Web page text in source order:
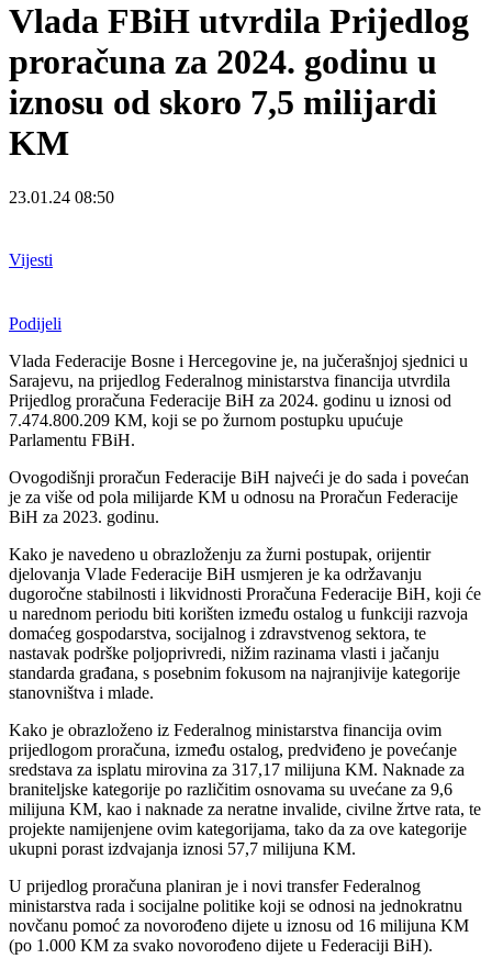
Vlada FBiH utvrdila Prijedlog
proračuna za 2024. godinu u
iznosu od skoro 7,5 milijardi
KM
23.01.24 08:50
Vijesti
Podijeli
Vlada Federacije Bosne i Hercegovine je, na jučerašnjoj sjednici u
Sarajevu, na prijedlog Federalnog ministarstva financija utvrdila
Prijedlog proračuna Federacije BiH za 2024. godinu u iznosi od
7.474.800.209 KM, koji se po žurnom postupku upućuje
Parlamentu FBiH.
Ovogodišnji proračun Federacije BiH najveći je do sada i povećan
je za više od pola milijarde KM u odnosu na Proračun Federacije
BiH za 2023. godinu.
Kako je navedeno u obrazloženju za žurni postupak, orijentir
djelovanja Vlade Federacije BiH usmjeren je ka održavanju
dugoročne stabilnosti i likvidnosti Proračuna Federacije BiH, koji će
u narednom periodu biti korišten između ostalog u funkciji razvoja
domaćeg gospodarstva, socijalnog i zdravstvenog sektora, te
nastavak podrške poljoprivredi, nižim razinama vlasti i jačanju
standarda građana, s posebnim fokusom na najranjivije kategorije
stanovništva i mlade.
Kako je obrazloženo iz Federalnog ministarstva financija ovim
prijedlogom proračuna, između ostalog, predviđeno je povećanje
sredstava za isplatu mirovina za 317,17 milijuna KM. Naknade za
braniteljske kategorije po različitim osnovama su uvećane za 9,6
milijuna KM, kao i naknade za neratne invalide, civilne žrtve rata, te
projekte namijenjene ovim kategorijama, tako da za ove kategorije
ukupni porast izdvajanja iznosi 57,7 milijuna KM.
U prijedlog proračuna planiran je i novi transfer Federalnog
ministarstva rada i socijalne politike koji se odnosi na jednokratnu
novčanu pomoć za novorođeno dijete u iznosu od 16 milijuna KM
(po 1.000 KM za svako novorođeno dijete u Federaciji BiH).